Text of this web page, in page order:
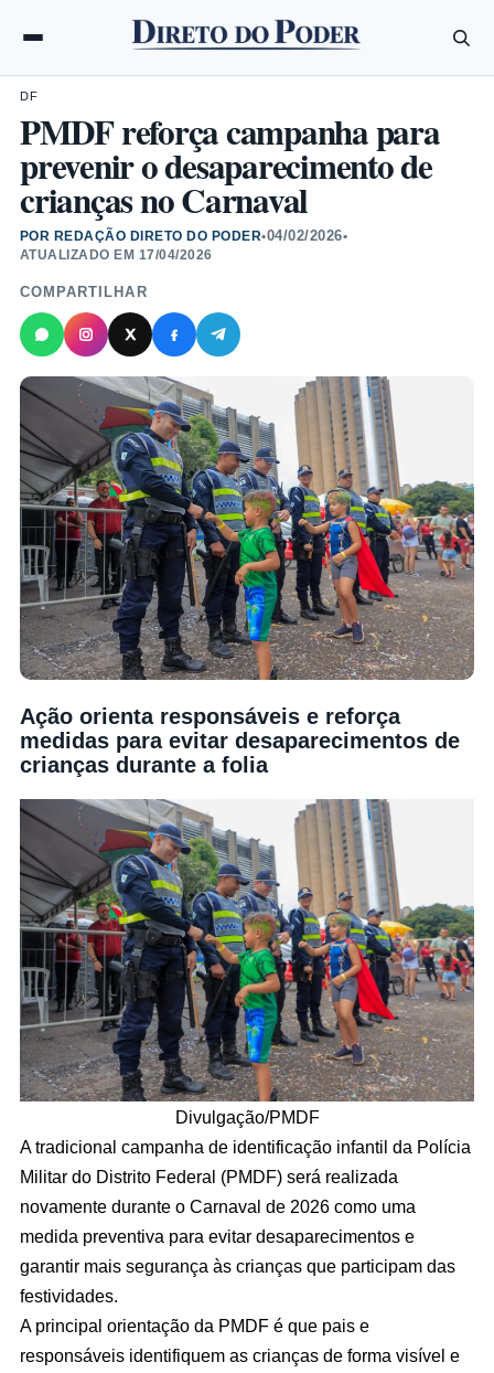
DF
PMDF reforça campanha para
prevenir o desaparecimento de
crianças no Carnaval
POR REDAÇÃO DIRETO DO PODER•04/02/2026•
ATUALIZADO EM 17/04/2026
COMPARTILHAR
Ação orienta responsáveis e reforça
medidas para evitar desaparecimentos de
crianças durante a folia
Divulgação/PMDF
A tradicional campanha de identificação infantil da Polícia
Militar do Distrito Federal (PMDF) será realizada
novamente durante o Carnaval de 2026 como uma
medida preventiva para evitar desaparecimentos e
garantir mais segurança às crianças que participam das
festividades.
A principal orientação da PMDF é que pais e
responsáveis identifiquem as crianças de forma visível e